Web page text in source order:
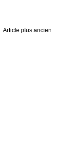
Article plus ancien